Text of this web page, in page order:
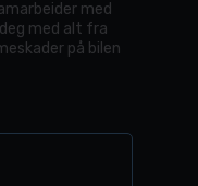
med
med alt fra
på bilen